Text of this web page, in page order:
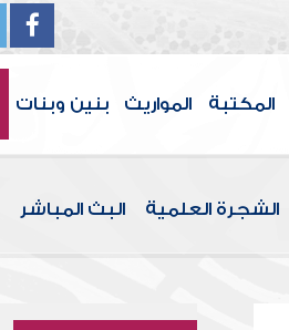
المكتبة المواريث بنين وبنات
الشجرة العلمية البث المباشر